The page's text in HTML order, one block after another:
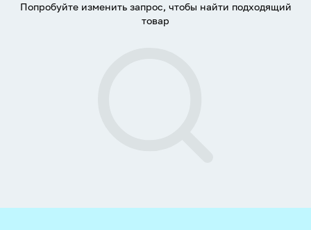
Попробуйте изменить запрос, чтобы найти подходящий
товар